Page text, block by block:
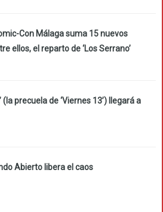
Con Málaga suma 15 nuevos
ellos, el reparto de ‘Los Serrano’
(la precuela de ‘Viernes 13’) llegará a
Abierto libera el caos